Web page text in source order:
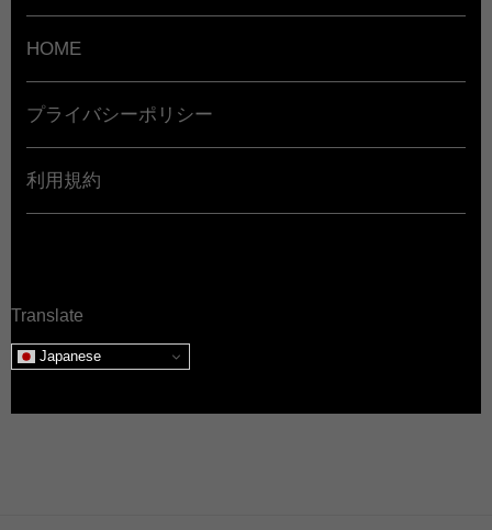
HOME
プライバシーポリシー
利用規約
Translate
Japanese